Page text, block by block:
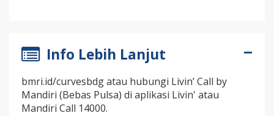
Info Lebih Lanjut
bmri.id/curvesbdg atau hubungi Livin’ Call by
Mandiri (Bebas Pulsa) di aplikasi Livin' atau
Mandiri Call 14000.